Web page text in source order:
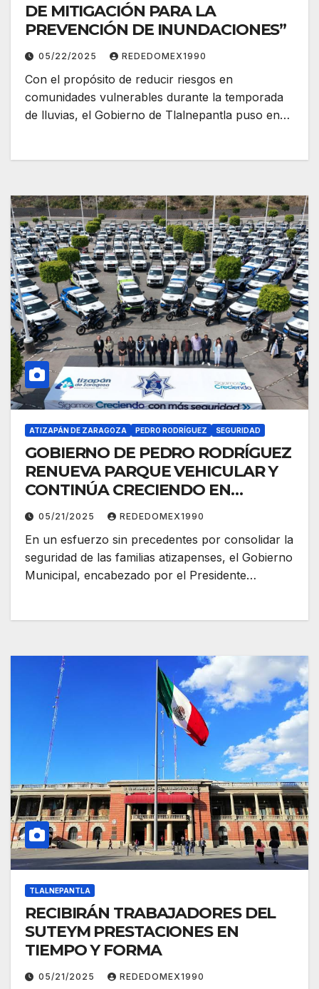
DE MITIGACIÓN PARA LA
PREVENCIÓN DE INUNDACIONES”
05/22/2025 REDEDOMEX1990
Con el propósito de reducir riesgos en
comunidades vulnerables durante la temporada
de lluvias, el Gobierno de Tlalnepantla puso en…
ATIZAPÁN DE ZARAGOZA PEDRO RODRÍGUEZ SEGURIDAD
GOBIERNO DE PEDRO RODRÍGUEZ
RENUEVA PARQUE VEHICULAR Y
CONTINÚA CRECIENDO EN
SEGURIDAD CON LA
MODERNIZACIÓN Y ENTREGA
HISTÓRICA DE 224 PATRULLAS
05/21/2025 REDEDOMEX1990
En un esfuerzo sin precedentes por consolidar la
seguridad de las familias atizapenses, el Gobierno
Municipal, encabezado por el Presidente…
TLALNEPANTLA
RECIBIRÁN TRABAJADORES DEL
SUTEYM PRESTACIONES EN
TIEMPO Y FORMA
05/21/2025 REDEDOMEX1990